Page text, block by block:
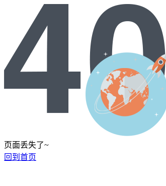
页面丢失了~
回到首页